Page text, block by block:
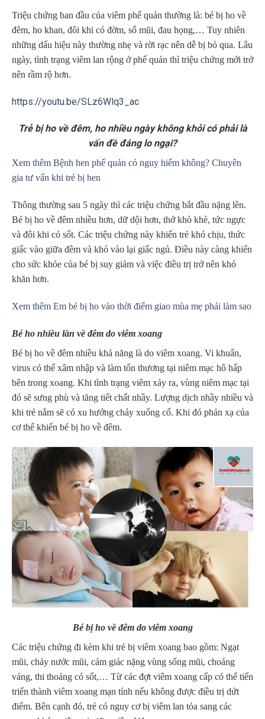
Triệu chứng ban đầu của viêm phế quản thường là: bé bị ho về
đêm, ho khan, đôi khi có đờm, sổ mũi, đau họng,… Tuy nhiên
những dấu hiệu này thường nhẹ và rời rạc nên dễ bị bỏ qua. Lâu
ngày, tình trạng viêm lan rộng ở phế quản thì triệu chứng mới trở
nên rầm rộ hơn.
https://youtu.be/SLz6Wlq3_ac
Trẻ bị ho về đêm, ho nhiều ngày không khỏi có phải là
vấn đề đáng lo ngại?
Xem thêm Bệnh hen phế quản có nguy hiểm không? Chuyên
gia tư vấn khi trẻ bị hen
Thông thường sau 5 ngày thì các triệu chứng bắt đầu nặng lên.
Bé bị ho về đêm nhiều hơn, dữ dội hơn, thở khò khè, tức ngực
và đôi khi có sốt. Các triệu chứng này khiến trẻ khó chịu, thức
giấc vào giữa đêm và khó vào lại giấc ngủ. Điều này càng khiến
cho sức khỏe của bé bị suy giảm và việc điều trị trở nên khó
khăn hơn.
Xem thêm Em bé bị ho vào thời điểm giao mùa mẹ phải làm sao
Bé ho nhiều lần về đêm do viêm xoang
Bé bị ho về đêm nhiều khả năng là do viêm xoang. Vi khuẩn,
virus có thể xâm nhập và làm tổn thương tại niêm mạc hô hấp
bên trong xoang. Khi tình trạng viêm xảy ra, vùng niêm mạc tại
đó sẽ sưng phù và tăng tiết chất nhầy. Lượng dịch nhầy nhiều và
khi trẻ nằm sẽ có xu hướng chảy xuống cổ. Khi đó phản xạ của
cơ thể khiến bé bị ho về đêm.
Bé bị ho về đêm do viêm xoang
Các triệu chứng đi kèm khi trẻ bị viêm xoang bao gồm: Ngạt
mũi, chảy nước mũi, cảm giác nặng vùng sống mũi, choáng
váng, thi thoảng có sốt,… Từ các đợt viêm xoang cấp có thể tiến
triển thành viêm xoang mạn tính nếu không được điều trị dứt
điểm. Bên cạnh đó, trẻ có nguy cơ bị viêm lan tỏa sang các